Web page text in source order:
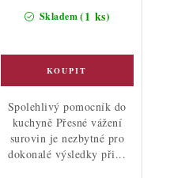
Skladem(1 ks)
Spolehlivý pomocník do
kuchyně Přesné vážení
surovin je nezbytné pro
dokonalé výsledky při...